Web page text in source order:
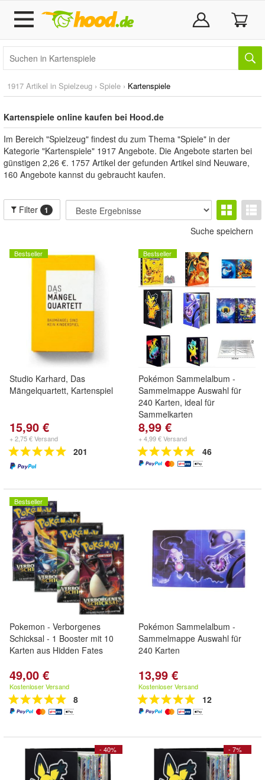
1917 Artikel in Spielzeug › Spiele › Kartenspiele
Kartenspiele online kaufen bei Hood.de
Im Bereich "Spielzeug" findest du zum Thema "Spiele" in der
Kategorie "Kartenspiele" 1917 Angebote. Die Angebote starten bei
günstigen 2,26 €. 1757 Artikel der gefunden Artikel sind Neuware,
160 Angebote kannst du gebraucht kaufen.
Filter 1
Suche speichern
Bestseller
Studio Karhard, Das
Mängelquartett, Kartenspiel
15,90 €
+ 2,75 € Versand
201
Bestseller
Pokémon Sammelalbum -
Sammelmappe Auswahl für
240 Karten, ideal für
Sammelkarten
8,99 €
+ 4,99 € Versand
46
Bestseller
Pokemon - Verborgenes
Schicksal - 1 Booster mit 10
Karten aus Hidden Fates
49,00 €
Kostenloser Versand
8
Pokémon Sammelalbum -
Sammelmappe Auswahl für
240 Karten
13,99 €
Kostenloser Versand
12
- 40% - 7%